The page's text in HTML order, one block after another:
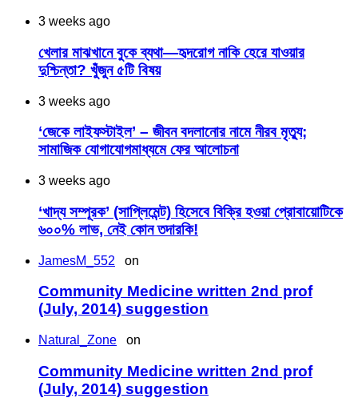
3 weeks ago
খেলার মাঝখানে বুকে ব্যথা—হৃদরোগ নাকি হেরে যাওয়ার
দুশ্চিন্তা? খুঁজুন ৫টি বিষয়
3 weeks ago
‘জেকে লাইফস্টাইল’ – জীবন বদলানোর নামে নীরব মৃত্যু;
সামাজিক যোগাযোগমাধ্যমে ফের আলোচনা
3 weeks ago
‘খাদ্য সম্পূরক’ (সাপ্লিমেন্ট) হিসেবে বিক্রি হওয়া প্রোবায়োটিকে
৬০০% লাভ, নেই কোন তদারকি!
JamesM_552 on
Community Medicine written 2nd prof
(July, 2014) suggestion
Natural_Zone on
Community Medicine written 2nd prof
(July, 2014) suggestion